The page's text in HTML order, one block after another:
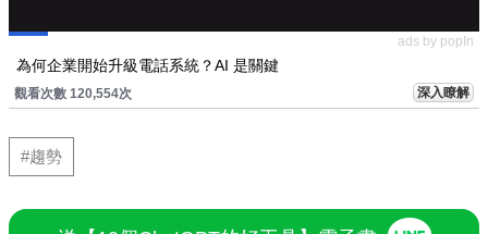
ads by popIn
為何企業開始升級電話系統？AI 是關鍵
觀看次數 120,554次 深入瞭解
#趨勢